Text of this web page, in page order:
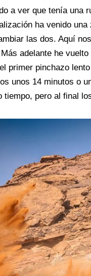
a ver que tenía una
ha venido
las dos. Aquí
adelante he
primer pinchazo
unos 14 minutos o
tiempo, pero al final